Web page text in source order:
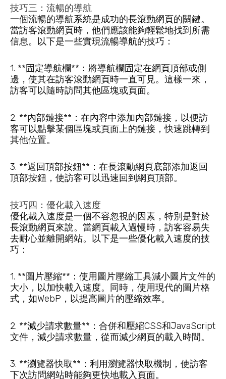
技巧三：流暢的導航
一個流暢的導航系統是成功的長滾動網頁的關鍵。
當訪客滾動網頁時，他們應該能夠輕鬆地找到所需
信息。以下是一些實現流暢導航的技巧：
1. **固定導航欄**：將導航欄固定在網頁頂部或側
邊，使其在訪客滾動網頁時一直可見。這樣一來，
訪客可以隨時訪問其他區塊或頁面。
2. **內部鏈接**：在內容中添加內部鏈接，以便訪
客可以點擊某個區塊或頁面上的鏈接，快速跳轉到
其他位置。
3. **返回頂部按鈕**：在長滾動網頁底部添加返回
頂部按鈕，使訪客可以迅速回到網頁頂部。
技巧四：優化載入速度
優化載入速度是一個不容忽視的因素，特別是對於
長滾動網頁來說。當網頁載入過慢時，訪客容易失
去耐心並離開網站。以下是一些優化載入速度的技
巧：
1. **圖片壓縮**：使用圖片壓縮工具減小圖片文件的
大小，以加快載入速度。同時，使用現代的圖片格
式，如WebP，以提高圖片的壓縮效率。
2. **減少請求數量**：合併和壓縮CSS和JavaScript
文件，減少請求數量，從而減少網頁的載入時間。
3. **瀏覽器快取**：利用瀏覽器快取機制，使訪客
下次訪問網站時能夠更快地載入頁面。